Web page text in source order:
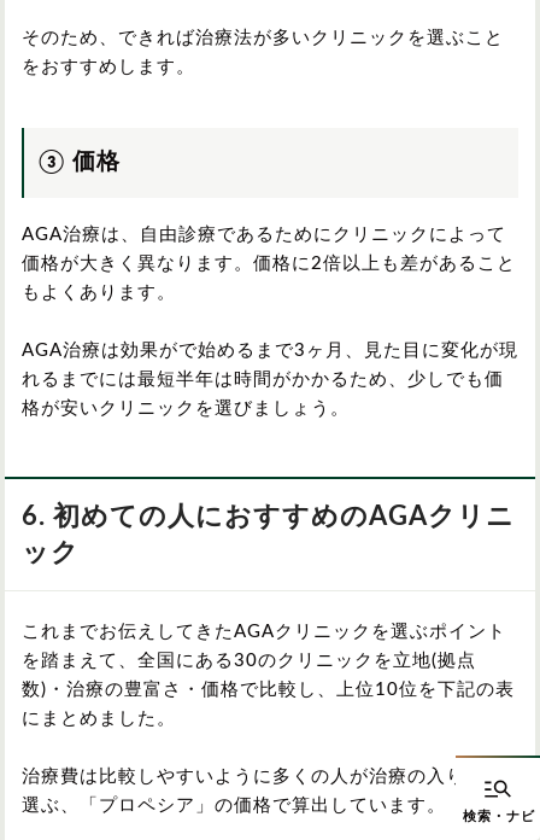
そのため、できれば治療法が多いクリニックを選ぶこと
をおすすめします。
③ 価格
AGA治療は、自由診療であるためにクリニックによって
価格が大きく異なります。価格に2倍以上も差があること
もよくあります。
AGA治療は効果がで始めるまで3ヶ月、見た目に変化が現
れるまでには最短半年は時間がかかるため、少しでも価
格が安いクリニックを選びましょう。
6. 初めての人におすすめのAGAクリニ
ック
これまでお伝えしてきたAGAクリニックを選ぶポイント
を踏まえて、全国にある30のクリニックを立地(拠点
数)・治療の豊富さ・価格で比較し、上位10位を下記の表
にまとめました。
治療費は比較しやすいように多くの人が治療の入り口に
選ぶ、「プロペシア」の価格で算出しています。